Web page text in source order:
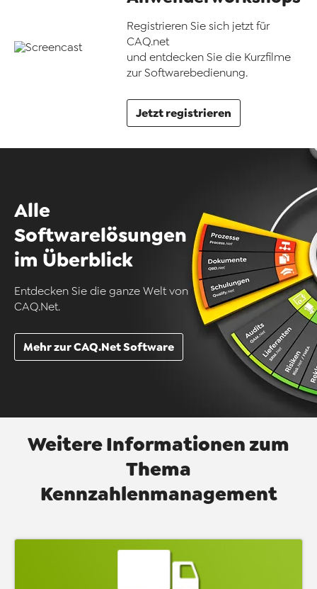
Registrieren Sie sich jetzt für
CAQ.net
und entdecken Sie die Kurzfilme
zur Softwarebedienung.
Jetzt registrieren
Alle
Softwarelösungen
im Überblick
Entdecken Sie die ganze Welt von
CAQ.Net.
Mehr zur CAQ.Net Software
Weitere Informationen zum
Thema
Kennzahlenmanagement